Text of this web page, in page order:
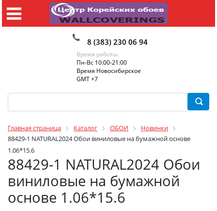
8 (383) 230 06 94
Время работы:
Пн-Вс 10:00-21:00
Время Новосибирское
GMT +7
Главная страница Каталог ОБОИ
Новинки
88429-1 NATURAL2024 Обои виниловые на бумажной основе
1.06*15.6
88429-1 NATURAL2024 Обои
виниловые на бумажной
основе 1.06*15.6